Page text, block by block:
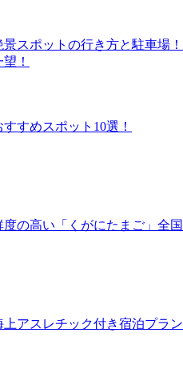
スポットの行き方と駐車場！
！
すめスポット10選！
の高い「くがにたまご」全国
アスレチック付き宿泊プラン